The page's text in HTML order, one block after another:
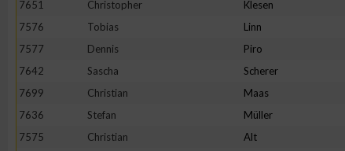
7651 Christopher Klesen
7576
Tobias Linn
7577
Dennis Piro
7642
Sascha Scherer
7699
Christian Maas
7636
Stefan Müller
7575
Christian Alt